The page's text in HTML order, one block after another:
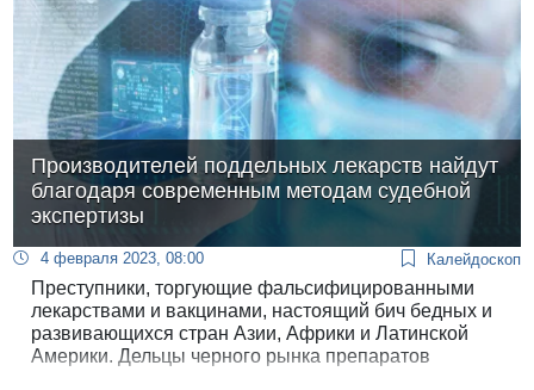
Производителей поддельных лекарств найдут
благодаря современным методам судебной
экспертизы
4 февраля 2023, 08:00 Калейдоскоп
Преступники, торгующие фальсифицированными
лекарствами и вакцинами, настоящий бич бедных и
развивающихся стран Азии, Африки и Латинской
Америки. Дельцы черного рынка препаратов